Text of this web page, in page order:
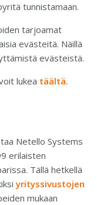
tunnistamaan.
tarjoamat
evästeitä. Näillä
evästeistä.
lukea täältä.
Netello Systems
erilaisten
Tällä hetkellä
yrityssivustojen
mukaan